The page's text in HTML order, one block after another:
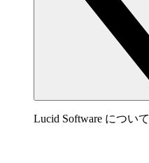
Lucid Software について